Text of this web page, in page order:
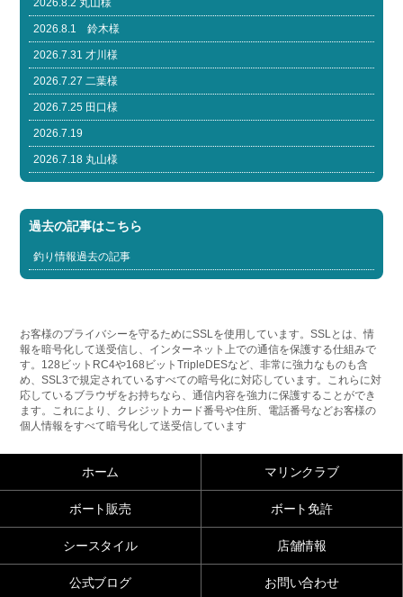
2026.8.2 丸山様
2026.8.1 鈴木様
2026.7.31 才川様
2026.7.27 二葉様
2026.7.25 田口様
2026.7.19
2026.7.18 丸山様
過去の記事はこちら
釣り情報過去の記事
お客様のプライバシーを守るためにSSLを使用しています。SSLとは、情
報を暗号化して送受信し、インターネット上での通信を保護する仕組みで
す。128ビットRC4や168ビットTripleDESなど、非常に強力なものも含
め、SSL3で規定されているすべての暗号化に対応しています。これらに対
応しているブラウザをお持ちなら、通信内容を強力に保護することができ
ます。これにより、クレジットカード番号や住所、電話番号などお客様の
個人情報をすべて暗号化して送受信しています
ホーム マリンクラブ
ボート販売 ボート免許
シースタイル 店舗情報
公式ブログ お問い合わせ